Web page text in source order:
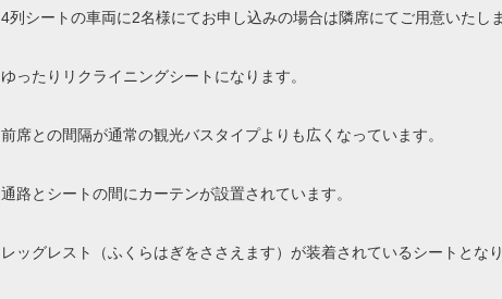
4列シートの車両に2名様にてお申し込みの場合は隣席にてご用意いたしま
ゆったりリクライニングシートになります。
前席との間隔が通常の観光バスタイプよりも広くなっています。
通路とシートの間にカーテンが設置されています。
レッグレスト（ふくらはぎをささえます）が装着されているシートとなり